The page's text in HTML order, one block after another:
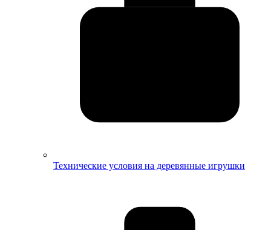
Технические условия на деревянные игрушки